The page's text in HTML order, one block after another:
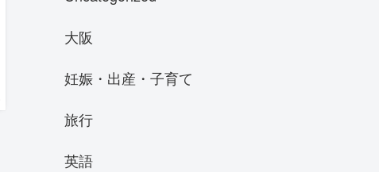
大阪
妊娠・出産・子育て
旅行
英語